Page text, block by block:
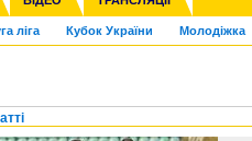
ліга Кубок України Молодіжка